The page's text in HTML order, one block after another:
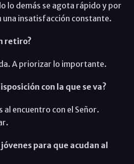
lo demás se agota rápido y por
una insatisfacción constante.
retiro?
A priorizar lo importante.
con la que se va?
al encuentro con el Señor.
para que acudan al